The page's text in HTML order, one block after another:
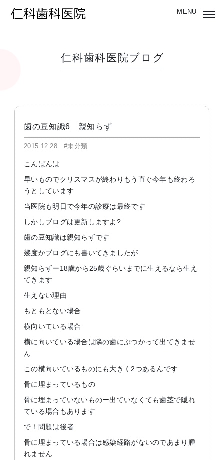
仁科歯科医院ブログ
歯の豆知識6 親知らず
2015.12.28#未分類
こんばんは
早いものでクリスマスが終わりもう直ぐ今年も終わろ
うとしています
当医院も明日で今年の診療は最終です
しかしブログは更新しますよ?
歯の豆知識は親知らずです
幾度かブログにも書いてきましたが
親知らずー18歳から25歳ぐらいまでに生えるなら生え
てきます
生えない理由
もともとない場合
横向いている場合
横に向いている場合は隣の歯にぶつかって出てきませ
ん
この横向いているものにも大きく2つあるんです
骨に埋まっているもの
骨に埋まっていないものー出ていなくても歯茎で隠れ
ている場合もあります
で！問題は後者
骨に埋まっている場合は感染経路がないのであまり腫
れません